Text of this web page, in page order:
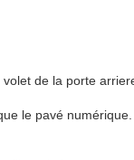
de la porte
le pavé numérique.